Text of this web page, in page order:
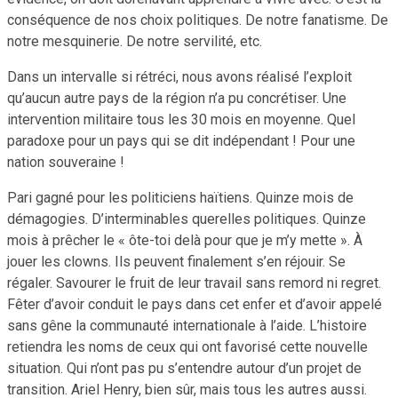
conséquence de nos choix politiques. De notre fanatisme. De
notre mesquinerie. De notre servilité, etc.
Dans un intervalle si rétréci, nous avons réalisé l’exploit
qu’aucun autre pays de la région n’a pu concrétiser. Une
intervention militaire tous les 30 mois en moyenne. Quel
paradoxe pour un pays qui se dit indépendant ! Pour une
nation souveraine !
Pari gagné pour les politiciens haïtiens. Quinze mois de
démagogies. D’interminables querelles politiques. Quinze
mois à prêcher le « ôte-toi delà pour que je m’y mette ». À
jouer les clowns. Ils peuvent finalement s’en réjouir. Se
régaler. Savourer le fruit de leur travail sans remord ni regret.
Fêter d’avoir conduit le pays dans cet enfer et d’avoir appelé
sans gêne la communauté internationale à l’aide. L’histoire
retiendra les noms de ceux qui ont favorisé cette nouvelle
situation. Qui n’ont pas pu s’entendre autour d’un projet de
transition. Ariel Henry, bien sûr, mais tous les autres aussi.